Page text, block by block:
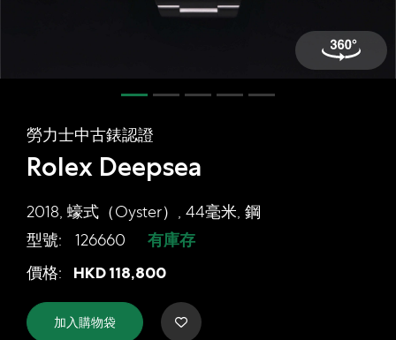
登入
註冊
會員尊享
简体中文
勞力士中古錶認證
Rolex Deepsea
2018, 蠔式（Oyster）, 44毫米, 鋼
型號:
126660 有庫存
勞力士中古錶認證 Rolex Deepsea,
價格: HKD118,800
加入購物袋